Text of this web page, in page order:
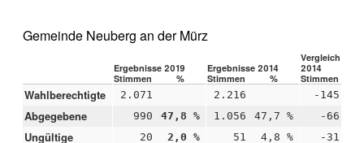
Gemeinde Neuberg an der Mürz
Ergebnisse 2019 Ergebnisse 2014
Vergleich
2014
Stimmen
% Stimmen % Stimmen
Wahlberechtigte 2.071 2.216 -145
Abgegebene 990 47,8 % 1.056 47,7 % -66
Ungültige 20 2,0 % 51 4,8 % -31